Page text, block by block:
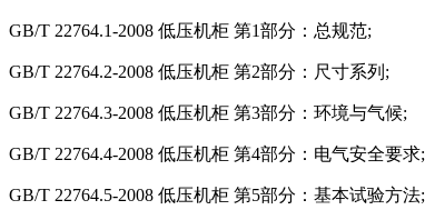
GB/T 22764.1-2008 低压机柜 第1部分：总规范;
GB/T 22764.2-2008 低压机柜 第2部分：尺寸系列;
GB/T 22764.3-2008 低压机柜 第3部分：环境与气候;
GB/T 22764.4-2008 低压机柜 第4部分：电气安全要求;
GB/T 22764.5-2008 低压机柜 第5部分：基本试验方法;